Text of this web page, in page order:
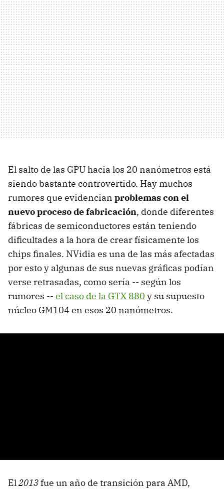
El salto de las GPU hacia los 20 nanómetros está
siendo bastante controvertido. Hay muchos
rumores que evidencian problemas con el
nuevo proceso de fabricación, donde diferentes
fábricas de semiconductores están teniendo
dificultades a la hora de crear físicamente los
chips finales. NVidia es una de las más afectadas
por esto y algunas de sus nuevas gráficas podían
verse retrasadas, como sería -- según los
rumores -- el caso de la GTX 880 y su supuesto
núcleo GM104 en esos 20 nanómetros.
El2013fue un año de transición para AMD,